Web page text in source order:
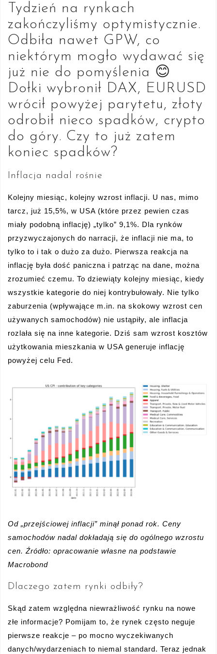
Tydzień na rynkach
zakończyliśmy optymistycznie.
Odbiła nawet GPW, co
niektórym mogło wydawać się
już nie do pomyślenia 😊
Dołki wybronił DAX, EURUSD
wrócił powyżej parytetu, złoty
odrobił nieco spadków, crypto
do góry. Czy to już zatem
koniec spadków?
Inflacja nadal rośnie
Kolejny miesiąc, kolejny wzrost inflacji. U nas, mimo
tarcz, już 15,5%, w USA (które przez pewien czas
miały podobną inflację) „tylko” 9,1%. Dla rynków
przyzwyczajonych do narracji, że inflacji nie ma, to
tylko to i tak o dużo za dużo. Pierwsza reakcja na
inflację była dość paniczna i patrząc na dane, można
zrozumieć czemu. To dziewiąty kolejny miesiąc, kiedy
wszystkie kategorie do niej kontrybułowały. Nie tylko
zaburzenia (wpływające m.in. na skokowy wzrost cen
używanych samochodów) nie ustąpiły, ale inflacja
rozlała się na inne kategorie. Dziś sam wzrost kosztów
użytkowania mieszkania w USA generuje inflację
powyżej celu Fed.
Od „przejściowej inflacji” minął ponad rok. Ceny
samochodów nadal dokładają się do ogólnego wzrostu
cen. Źródło: opracowanie własne na podstawie
Macrobond
Dlaczego zatem rynki odbiły?
Skąd zatem względna niewrażliwość rynku na nowe
złe informacje? Pomijam to, że rynek często neguje
pierwsze reakcje – po mocno wyczekiwanych
danych/wydarzeniach to niemal standard. Teraz jednak